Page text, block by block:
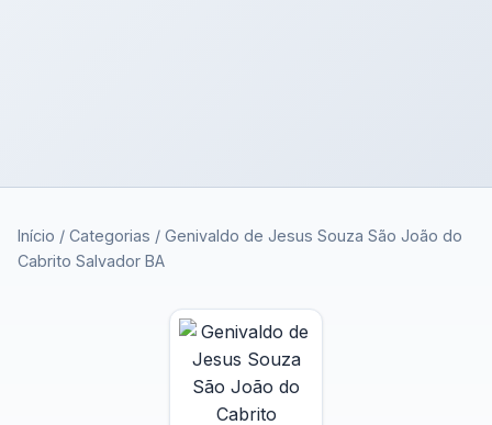
Início / Categorias / Genivaldo de Jesus Souza São João do
Cabrito Salvador BA